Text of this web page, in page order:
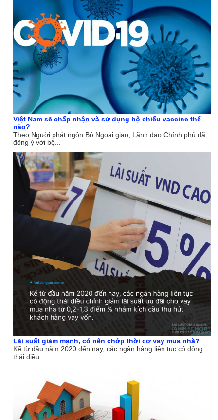
Việt Nam sẽ chấp nhận và sử dụng hộ chiếu vaccine thế
nào?
Theo Người phát ngôn Bộ Ngoại giao, Lãnh đạo Chính phủ đã
đồng ý với bộ...
Lãi suất giảm mạnh, có nên chớp thời cơ vay mua nhà?
Kể từ đầu năm 2020 đến nay, các ngân hàng liên tục có động
thái điều...